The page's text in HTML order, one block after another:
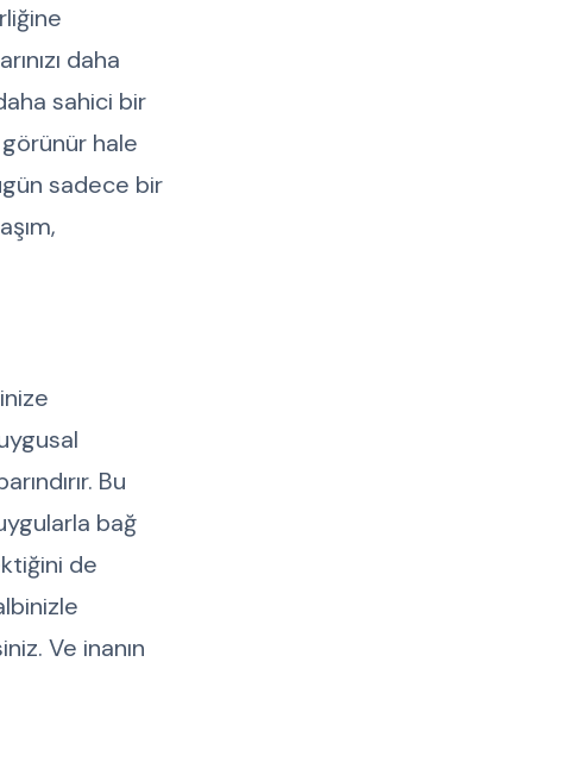
daha
sahici bir
hale
sadece bir
Bu
bağ
de
Ve inanın